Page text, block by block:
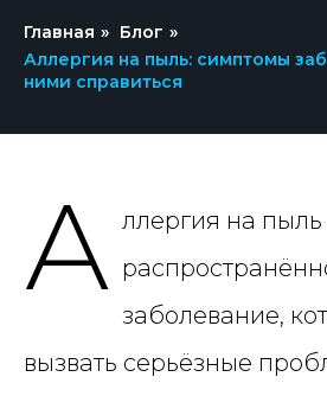
Главная » Блог »
Аллергия на пыль: симптомы
ними справиться
А ллергия на
заболевание,
вызвать серьёзные